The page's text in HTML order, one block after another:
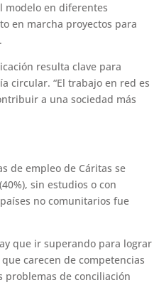
modelo en diferentes
en marcha proyectos para
resulta clave para
circular. “El trabajo en red es
a una sociedad más
de empleo de Cáritas se
sin estudios o con
no comunitarios fue
que ir superando para lograr
carecen de competencias
problemas de conciliación